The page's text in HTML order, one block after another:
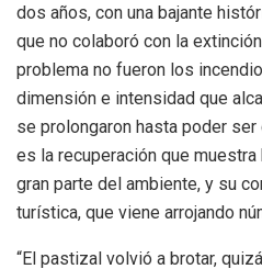
dos años, con una bajante
que no colaboró con la
problema no fueron los
dimensión e intensidad que
se prolongaron hasta poder
es la recuperación que
gran parte del ambiente, y su
turística, que viene arrojando
“El pastizal volvió a brotar,